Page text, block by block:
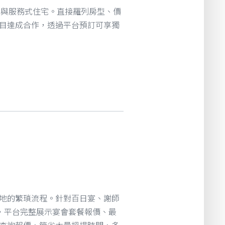
服務式住宅。直接羅列房型、價
達成合作，透過平台預訂可享獨
的繁瑣流程。針對百日宴、謝師
台完整展示宴會套餐報價、最